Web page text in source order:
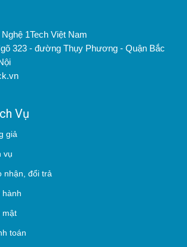
1Tech Việt Nam
323 - đường Thụy Phương - Quận Bắc
Vụ
giả
vụ
nhận, đổi trả
hành
mật
toán